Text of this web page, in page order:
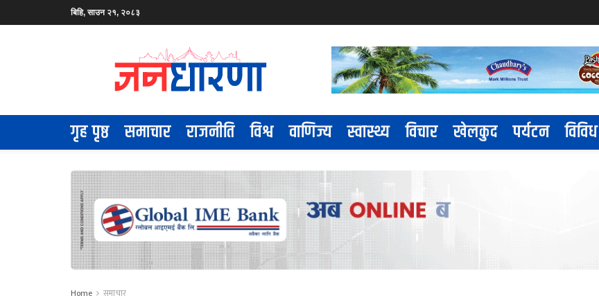
बिहि, साउन २१, २०८३
गृह पृष्ठ समाचार राजनीति विश्व वाणिज्य स्वास्थ्य विचार खेलकुद पर्यटन विविध
Home समाचार